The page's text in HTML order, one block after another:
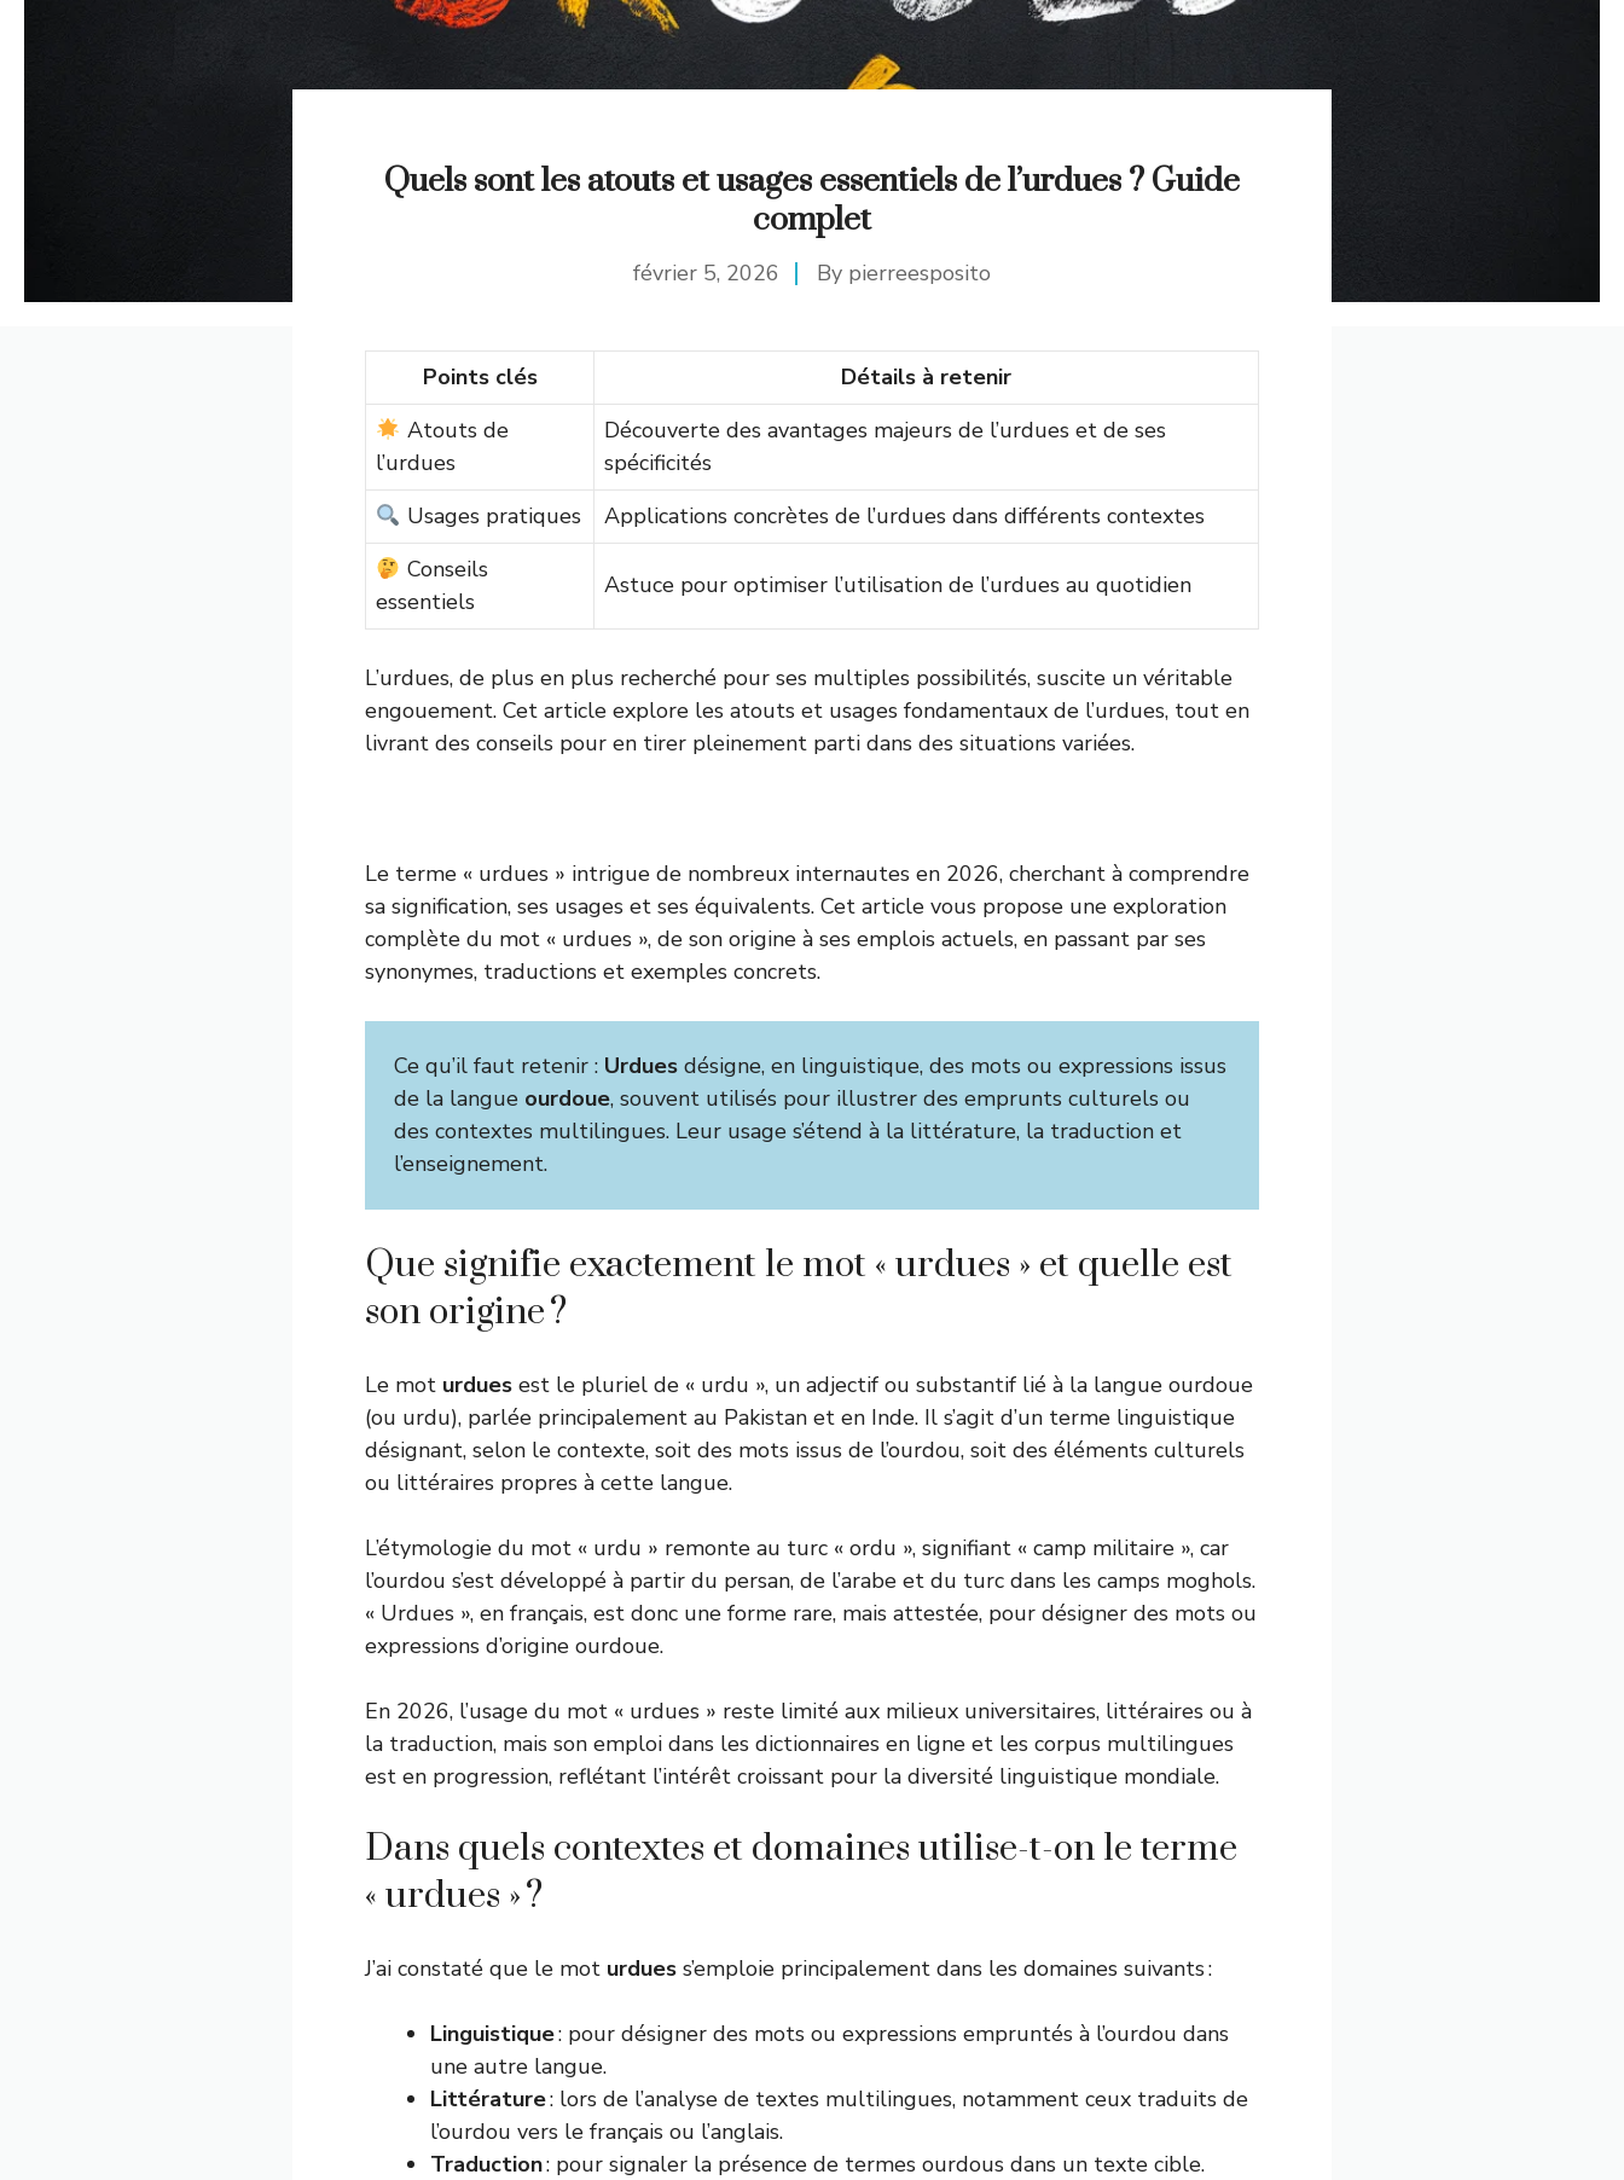
Quels sont les atouts et usages essentiels de l’urdues ? Guide
complet
février 5, 2026 By pierreesposito
Points clés
Détails à retenir
Atouts de
l’urdues
Découverte des avantages majeurs de l’urdues et de ses
spécificités
Usages pratiques
Applications concrètes de l’urdues dans différents contextes
Conseils
essentiels
Astuce pour optimiser l’utilisation de l’urdues au quotidien
L’urdues, de plus en plus recherché pour ses multiples possibilités, suscite un véritable
engouement. Cet article explore les atouts et usages fondamentaux de l’urdues, tout en
livrant des conseils pour en tirer pleinement parti dans des situations variées.
Le terme « urdues » intrigue de nombreux internautes en 2026, cherchant à comprendre
sa signification, ses usages et ses équivalents. Cet article vous propose une exploration
complète du mot « urdues », de son origine à ses emplois actuels, en passant par ses
synonymes, traductions et exemples concrets.
Ce qu’il faut retenir : Urdues désigne, en linguistique, des mots ou expressions issus
de la langue ourdoue, souvent utilisés pour illustrer des emprunts culturels ou
des contextes multilingues. Leur usage s’étend à la littérature, la traduction et
l’enseignement.
Que signifie exactement le mot « urdues » et quelle est
son origine ?
Le mot urdues est le pluriel de « urdu », un adjectif ou substantif lié à la langue ourdoue
(ou urdu), parlée principalement au Pakistan et en Inde. Il s’agit d’un terme linguistique
désignant, selon le contexte, soit des mots issus de l’ourdou, soit des éléments culturels
ou littéraires propres à cette langue.
L’étymologie du mot « urdu » remonte au turc « ordu », signifiant « camp militaire », car
l’ourdou s’est développé à partir du persan, de l’arabe et du turc dans les camps moghols.
« Urdues », en français, est donc une forme rare, mais attestée, pour désigner des mots ou
expressions d’origine ourdoue.
En 2026, l’usage du mot « urdues » reste limité aux milieux universitaires, littéraires ou à
la traduction, mais son emploi dans les dictionnaires en ligne et les corpus multilingues
est en progression, reflétant l’intérêt croissant pour la diversité linguistique mondiale.
Dans quels contextes et domaines utilise-t-on le terme
« urdues » ?
J’ai constaté que le mot urdues s’emploie principalement dans les domaines suivants :
Linguistique: pour désigner des mots ou expressions empruntés à l’ourdou dans
une autre langue.
Littérature: lors de l’analyse de textes multilingues, notamment ceux traduits de
l’ourdou vers le français ou l’anglais.
Traduction: pour signaler la présence de termes ourdous dans un texte cible.